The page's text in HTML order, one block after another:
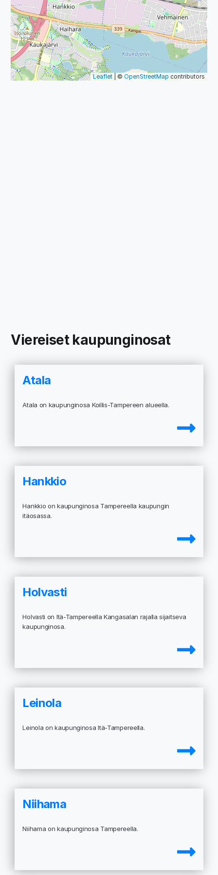
Leaflet| © OpenStreetMap contributors
Viereiset kaupunginosat
Atala
Atala on kaupunginosa Koillis-Tampereen alueella.
Hankkio
Hankkio on kaupunginosa Tampereella kaupungin
itäosassa.
Holvasti
Holvasti on Itä-Tampereella Kangasalan rajalla sijaitseva
kaupunginosa.
Leinola
Leinola on kaupunginosa Itä-Tampereella.
Niihama
Niihama on kaupunginosa Tampereella.